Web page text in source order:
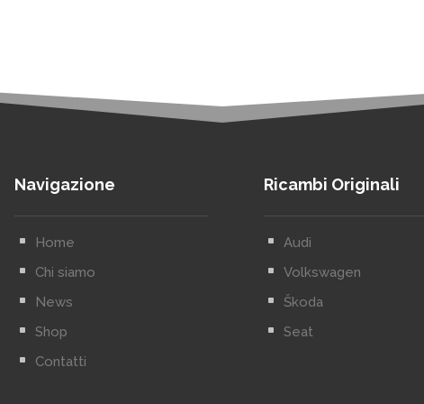
Navigazione
^ Home
^ Chi siamo
^ News
^ Shop
^ Contatti
Ricambi Originali
^ Audi
^ Volkswagen
^ Škoda
^ Seat